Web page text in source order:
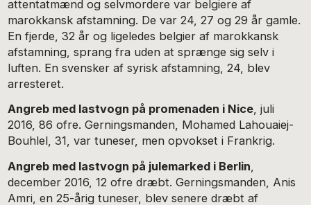
attentatmænd og selvmordere var belgiere af
marokkansk afstamning. De var 24, 27 og 29 år gamle.
En fjerde, 32 år og ligeledes belgier af marokkansk
afstamning, sprang fra uden at sprænge sig selv i
luften. En svensker af syrisk afstamning, 24, blev
arresteret.
Angreb med lastvogn på promenaden i Nice, juli
2016, 86 ofre. Gerningsmanden, Mohamed Lahouaiej-
Bouhlel, 31, var tuneser, men opvokset i Frankrig.
Angreb med lastvogn på julemarked i Berlin
december 2016, 12 ofre dræbt. Gerningsmanden, Anis
Amri, en 25-årig tuneser, blev senere dræbt af